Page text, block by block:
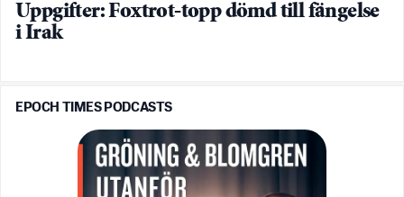
Uppgifter: Foxtrot-topp dömd till fängelse
i Irak
EPOCH TIMES PODCASTS